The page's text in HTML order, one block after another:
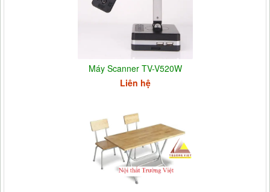
Máy Scanner TV-V520W
Liên hệ